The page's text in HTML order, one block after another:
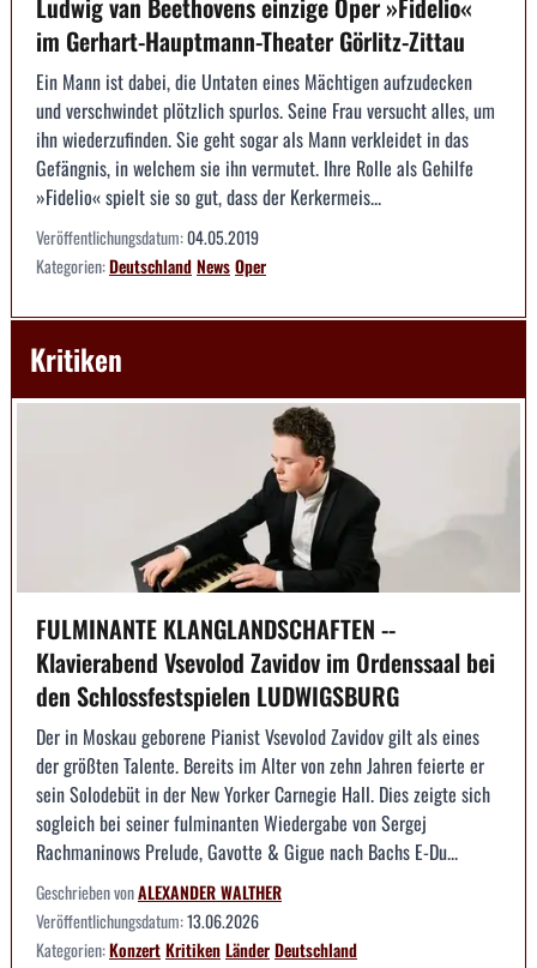
Ludwig van Beethovens einzige Oper »Fidelio«
im Gerhart-Hauptmann-Theater Görlitz-Zittau
Ein Mann ist dabei, die Untaten eines Mächtigen aufzudecken
und verschwindet plötzlich spurlos. Seine Frau versucht alles, um
ihn wiederzufinden. Sie geht sogar als Mann verkleidet in das
Gefängnis, in welchem sie ihn vermutet. Ihre Rolle als Gehilfe
»Fidelio« spielt sie so gut, dass der Kerkermeis...
Veröffentlichungsdatum:04.05.2019
Kategorien:DeutschlandNewsOper
Kritiken
FULMINANTE KLANGLANDSCHAFTEN --
Klavierabend Vsevolod Zavidov im Ordenssaal bei
den Schlossfestspielen LUDWIGSBURG
Der in Moskau geborene Pianist Vsevolod Zavidov gilt als eines
der größten Talente. Bereits im Alter von zehn Jahren feierte er
sein Solodebüt in der New Yorker Carnegie Hall. Dies zeigte sich
sogleich bei seiner fulminanten Wiedergabe von Sergej
Rachmaninows Prelude, Gavotte & Gigue nach Bachs E-Du...
Geschrieben vonALEXANDER WALTHER
Veröffentlichungsdatum:13.06.2026
Kategorien:KonzertKritikenLänderDeutschland